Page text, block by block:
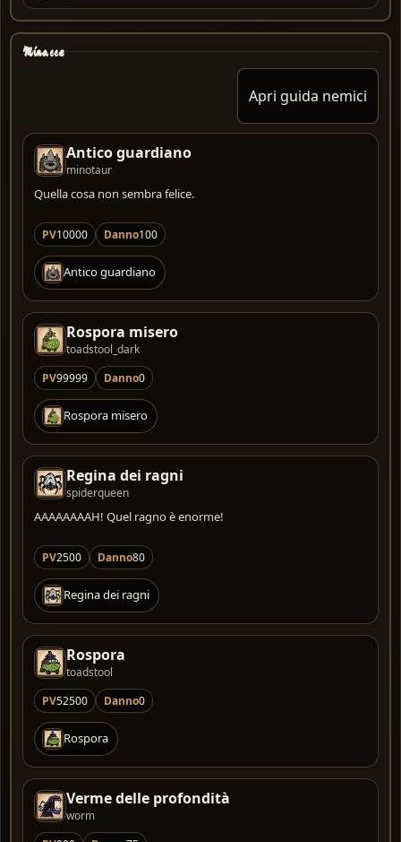
Minacce
Apri guida nemici
Antico guardiano
minotaur
Quella cosa non sembra felice.
PV10000 Danno100
Antico guardiano
Rospora misero
toadstool_dark
PV99999 Danno0
Rospora misero
Regina dei ragni
spiderqueen
AAAAAAAAH! Quel ragno è enorme!
PV2500 Danno80
Regina dei ragni
Rospora
toadstool
PV52500 Danno0
Rospora
Verme delle profondità
worm